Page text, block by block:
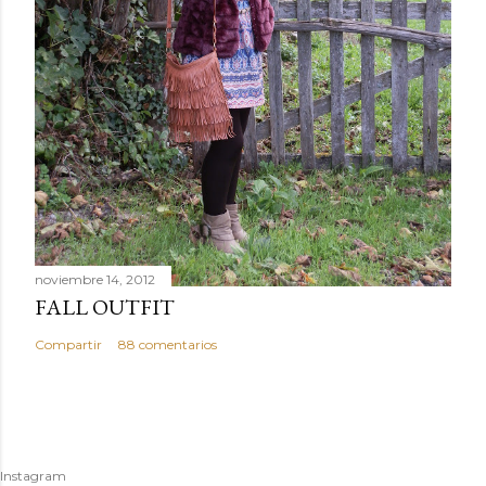
noviembre 14, 2012
FALL OUTFIT
Compartir 88 comentarios
Instagram